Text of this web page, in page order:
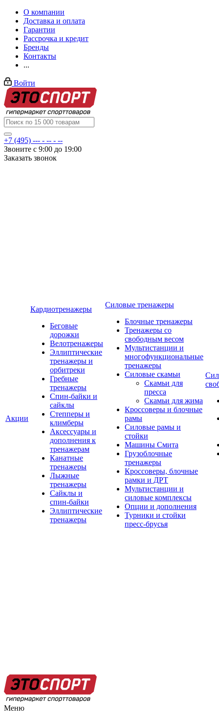
О компании
Доставка и оплата
Гарантии
Рассрочка и кредит
Бренды
Контакты
...
Войти
+7 (495) --- - -- - --
Звоните с 9:00 до 19:00
Заказать звонок
Акции
Кардиотренажеры
Беговые
дорожки
Велотренажеры
Эллиптические
тренажеры и
орбитреки
Гребные
тренажеры
Спин-байки и
сайклы
Степперы и
климберы
Аксессуары и
дополнения к
тренажерам
Канатные
тренажеры
Лыжные
тренажеры
Сайклы и
спин-байки
Эллиптические
тренажеры
Силовые тренажеры
Блочные тренажеры
Тренажеры со
свободным весом
Мультистанции и
многофункциональные
тренажеры
Силовые скамьи
Скамьи для
пресса
Скамьи для жима
Кроссоверы и блочные
рамы
Силовые рамы и
стойки
Машины Смита
Грузоблочные
тренажеры
Кроссоверы, блочные
рамки и ДРТ
Мультистанции и
силовые комплексы
Опции и дополнения
Турники и стойки
пресс-брусья
Меню